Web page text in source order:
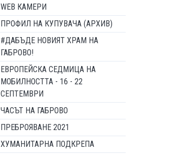
WEB КАМЕРИ
ПРОФИЛ НА КУПУВАЧА (АРХИВ)
#ДАБЪДЕ НОВИЯТ ХРАМ НА
ГАБРОВО!
ЕВРОПЕЙСКА СЕДМИЦА НА
МОБИЛНОСТТА - 16 - 22
СЕПТЕМВРИ
ЧАСЪТ НА ГАБРОВО
ПРЕБРОЯВАНЕ 2021
ХУМАНИТАРНА ПОДКРЕПА